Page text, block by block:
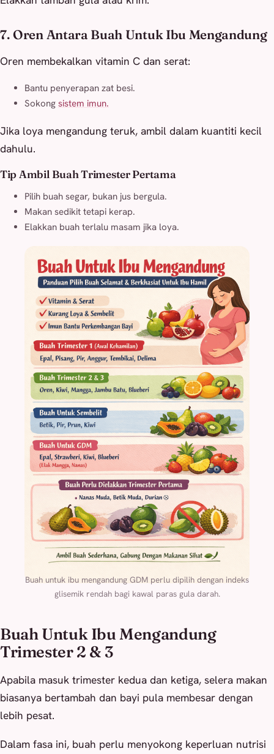
7. Oren Antara Buah Untuk Ibu Mengandung
Oren membekalkan vitamin C dan serat:
Bantu penyerapan zat besi.
Sokong sistem imun.
Jika loya mengandung teruk, ambil dalam kuantiti kecil
dahulu.
Tip Ambil Buah Trimester Pertama
Pilih buah segar, bukan jus bergula.
Makan sedikit tetapi kerap.
Elakkan buah terlalu masam jika loya.
Buah untuk ibu mengandung GDM perlu dipilih dengan indeks
glisemik rendah bagi kawal paras gula darah.
Buah Untuk Ibu Mengandung
Trimester 2 & 3
Apabila masuk trimester kedua dan ketiga, selera makan
biasanya bertambah dan bayi pula membesar dengan
lebih pesat.
Dalam fasa ini, buah perlu menyokong keperluan nutrisi